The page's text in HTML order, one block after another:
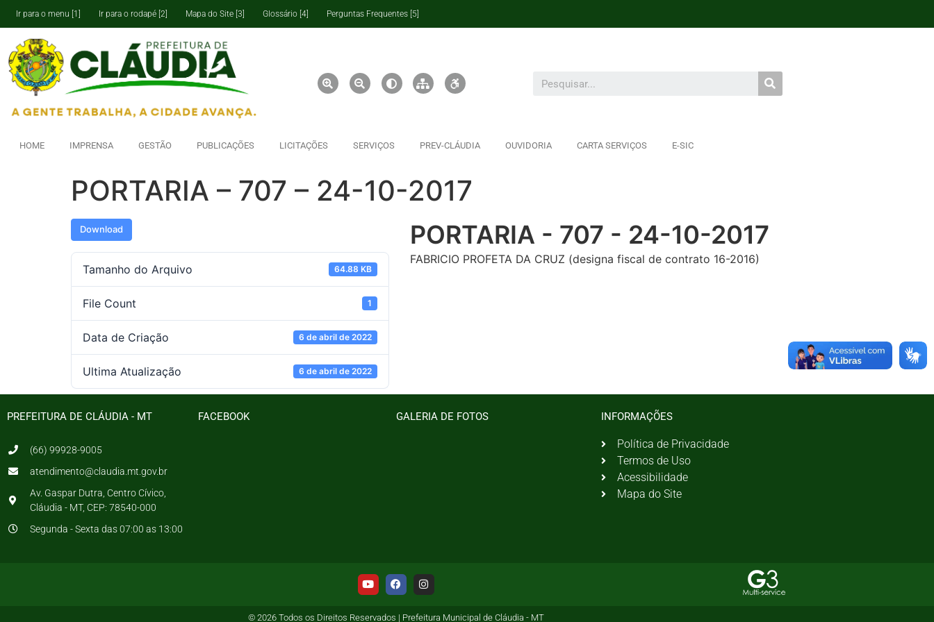
Ir para o menu [1] Ir para o rodapé [2] Mapa do Site [3] Glossário [4] Perguntas Frequentes [5]
HOME IMPRENSA GESTÃO PUBLICAÇÕES LICITAÇÕES SERVIÇOS PREV-CLÁUDIA OUVIDORIA CARTA SERVIÇOS E-SIC
PORTARIA – 707 – 24-10-2017
Download
Tamanho do Arquivo 64.88 KB
File Count 1
Data de Criação 6 de abril de 2022
Ultima Atualização 6 de abril de 2022
PORTARIA - 707 - 24-10-2017
FABRICIO PROFETA DA CRUZ (designa fiscal de contrato 16-2016)
PREFEITURA DE CLÁUDIA - MT
(66) 99928-9005
atendimento@claudia.mt.gov.br
Av. Gaspar Dutra, Centro Cívico,
Cláudia - MT, CEP: 78540-000
Segunda - Sexta das 07:00 as 13:00
FACEBOOK GALERIA DE FOTOS INFORMAÇÕES
Política de Privacidade
Termos de Uso
Acessibilidade
Mapa do Site
© 2026 Todos os Direitos Reservados | Prefeitura Municipal de Cláudia - MT